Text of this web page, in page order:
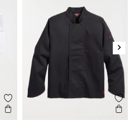
Ajouter aux favoris
Aperçu rapide